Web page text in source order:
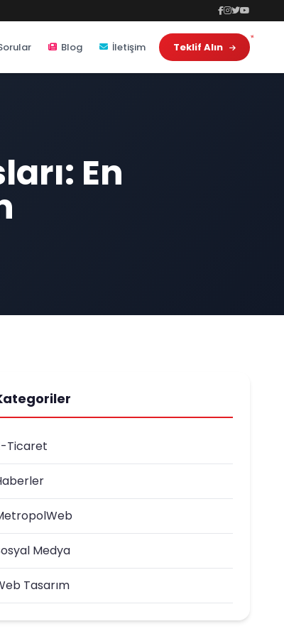
Blog İletişim Teklif Alın
En
Ticaret
Medya
Tasarım